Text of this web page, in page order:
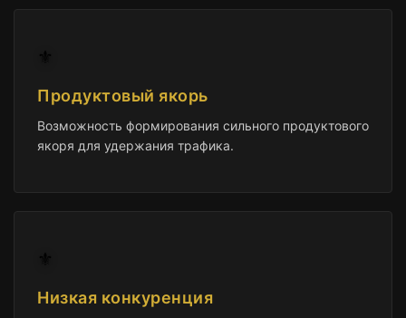
⚜️
Продуктовый якорь
Возможность формирования сильного продуктового
якоря для удержания трафика.
⚜️
Низкая конкуренция